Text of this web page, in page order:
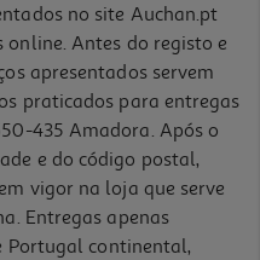
no site Auchan.pt
online. Antes do registo e
apresentados servem
praticados para entregas
435 Amadora. Após o
e do código postal,
vigor na loja que serve
Entregas apenas
Portugal continental,